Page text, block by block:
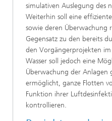
simulativen Auslegung des
Weiterhin soll eine
sowie deren Überwachung
Gegensatz zu den bereits
den Vorgängerprojekten
Wasser soll jedoch eine
Überwachung der Anlagen
ermöglicht, ganze Flotten
Funktion ihrer
kontrollieren.